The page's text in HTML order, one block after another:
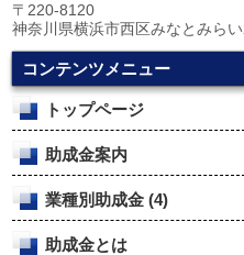
〒220-8120
神奈川県横浜市西区みなとみら
コンテンツメニュー
トップページ
助成金案内
業種別助成金 (4)
助成金とは